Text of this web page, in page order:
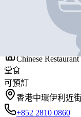
Chinese Restaurant
堂食
可預訂
香港中環伊利近
+852 2810 0860